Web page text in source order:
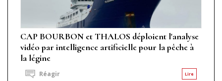
CAP BOURBON et THALOS déploient l'analyse
vidéo par intelligence artificielle pour la pêche à
la légine
Lire
Réagir